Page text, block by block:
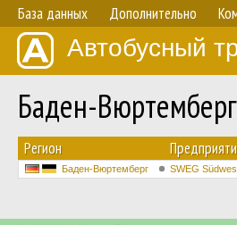
База данных Дополнительно
Автобусный
Баден-
Регион
Баден-Вюртемберг SWEG